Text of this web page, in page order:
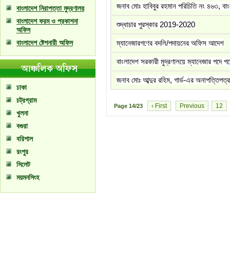
বাংলাদেশ নিরাপত্তা মুদ্রণালয়
বাংলাদেশ ফরম ও প্রকাশনা
অফিস
বাংলাদেশ ষ্টেশনারী অফিস
ঢাকা
চট্রগ্রাম
খুলনা
বগুরা
বরিশাল
রংপুর
সিলেট
ময়মনসিংহ
জনাব মোঃ হাবিবুর রহমান পরিচিতি নং ৪৬৩,
শুদ্ধাচার পুরস্কার 2019-2020
ম্যানেজারগণের বদলি/পদায়নের অফিস আদেশ
বাংলাদেশ সরকারী মুদ্রণালয়ে ম্যানেজার পদে
জনাব মোঃ আব্দুর রহিম, গার্ড-এর অনাপত্তিপত্র
Page 14/23 ‹ First Previous 12